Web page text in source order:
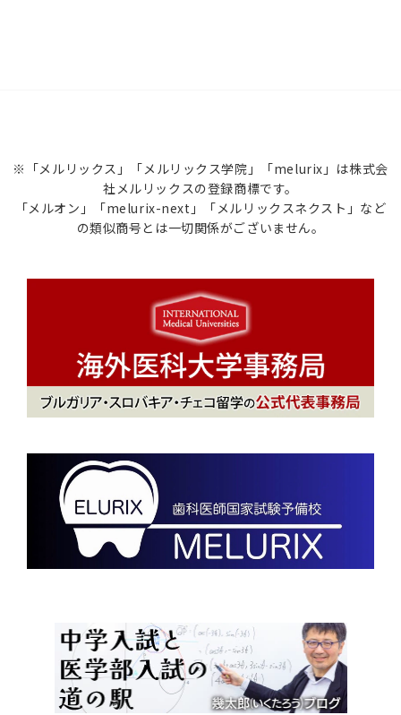
※「メルリックス」「メルリックス学院」「melurix」は株式会
社メルリックスの登録商標です。
「メルオン」「melurix-next」「メルリックスネクスト」など
の類似商号とは一切関係がございません。